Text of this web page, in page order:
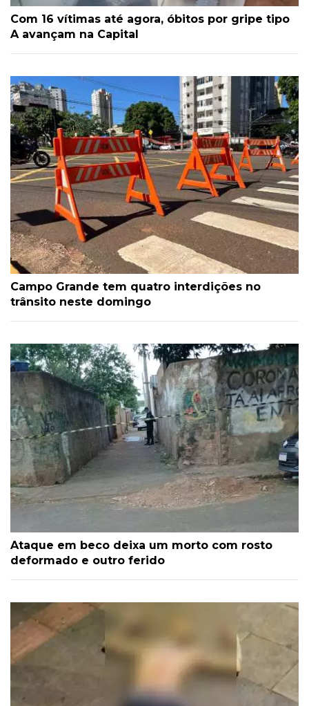
Com 16 vítimas até agora, óbitos por gripe tipo
A avançam na Capital
Campo Grande tem quatro interdições no
trânsito neste domingo
Ataque em beco deixa um morto com rosto
deformado e outro ferido